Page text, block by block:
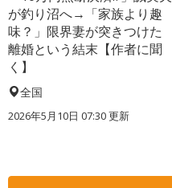
が釣り沼へ→「家族より趣
味？」限界妻が突きつけた
離婚という結末【作者に聞
く】
全国
2026年5月10日 07:30 更新